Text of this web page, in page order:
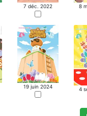
7 déc. 2022 8
19 juin 2024 4